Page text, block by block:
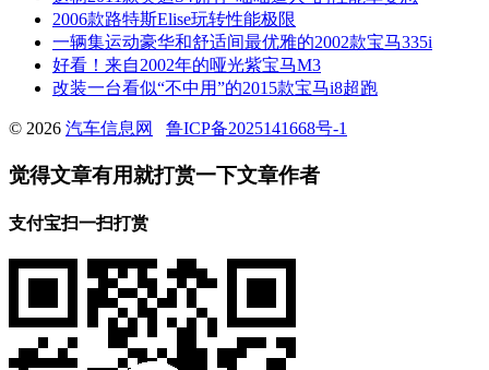
2006款路特斯Elise玩转性能极限
一辆集运动豪华和舒适间最优雅的2002款宝马335i
好看！来自2002年的哑光紫宝马M3
改装一台看似“不中用”的2015款宝马i8超跑
© 2026 汽车信息网 鲁ICP备2025141668号-1
觉得文章有用就打赏一下文章作者
支付宝扫一扫打赏